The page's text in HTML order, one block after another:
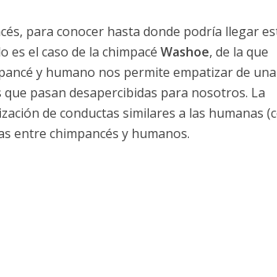
para conocer hasta donde podría llegar
es el caso de la chimpacé Washoe, de la que
y humano nos permite empatizar de una
pasan desapercibidas para nosotros. La
de conductas similares a las humanas
entre chimpancés y humanos.